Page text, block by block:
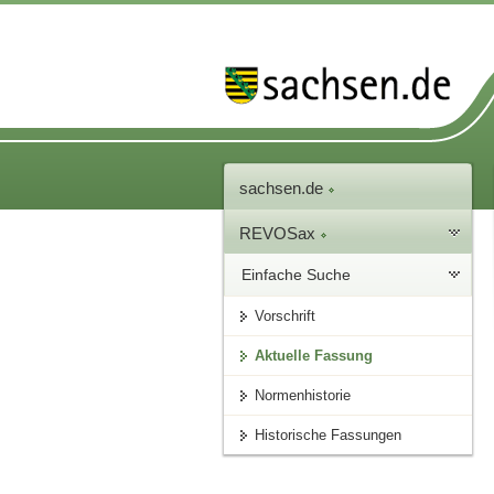
sachsen.de
REVOSax
Einfache Suche
Vorschrift
Aktuelle Fassung
Normenhistorie
Historische Fassungen